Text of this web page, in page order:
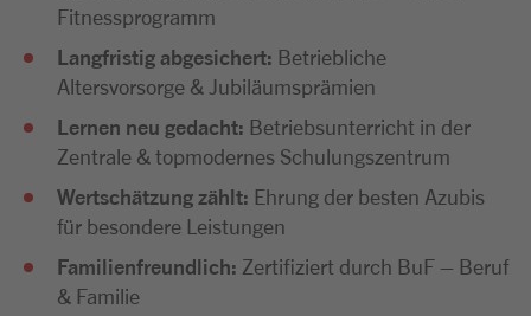
Fitnessprogramm
Langfristig abgesichert: Betriebliche
Altersvorsorge & Jubiläumsprämien
Lernen neu gedacht: Betriebsunterricht in der
Zentrale & topmodernes Schulungszentrum
Wertschätzung zählt: Ehrung der besten Azubis
für besondere Leistungen
Familienfreundlich: Zertifiziert durch BuF – Beruf
& Familie